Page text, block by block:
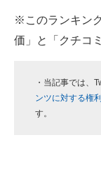
進化するPCとデ
好きが集まる
AI活用のいまが
※このランキン
価」と「クチコ
・当記事では、
ンツに対する権
す。